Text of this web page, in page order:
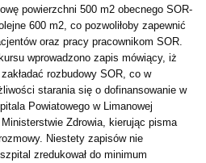
powierzchni 500 m2 obecnego SOR-
600 m2, co pozwoliłoby zapewnić
oraz pracy pracownikom SOR.
wprowadzono zapis mówiący, iż
rozbudowy SOR, co w
starania się o dofinansowanie w
Powiatowego w Limanowej
Zdrowia, kierując pisma
Niestety zapisów nie
zredukował do minimum